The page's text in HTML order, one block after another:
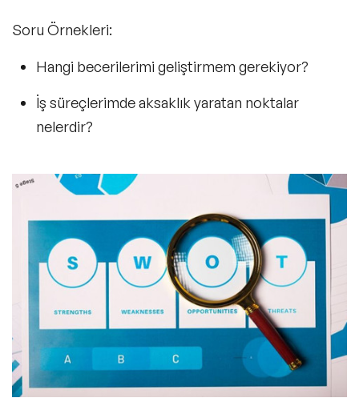
Soru Örnekleri:
Hangi becerilerimi geliştirmem gerekiyor?
İş süreçlerimde aksaklık yaratan noktalar
nelerdir?